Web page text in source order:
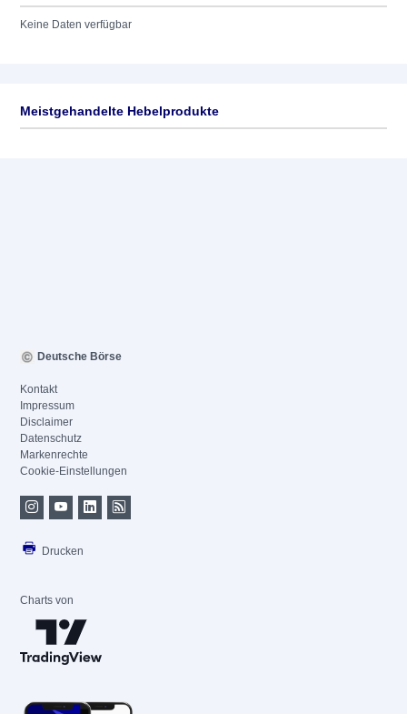
Keine Daten verfügbar
Meistgehandelte Hebelprodukte
Deutsche Börse
Kontakt
Impressum
Disclaimer
Datenschutz
Markenrechte
Cookie-Einstellungen
Drucken
Charts von